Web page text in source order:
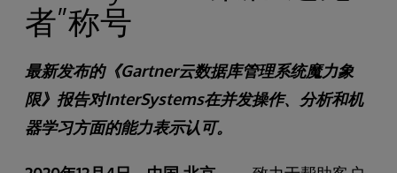
者”称号
最新发布的《Gartner云数据库管理系统魔力象
限》报告对InterSystems在并发操作、分析和机
器学习方面的能力表示认可。